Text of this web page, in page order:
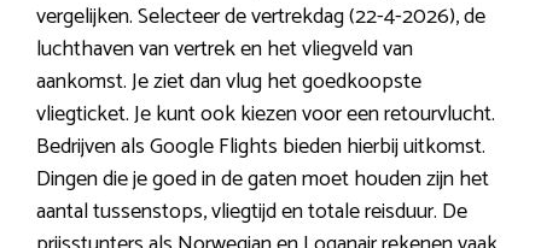
vergelijken. Selecteer de vertrekdag (22-4-2026), de
luchthaven van vertrek en het vliegveld van
aankomst. Je ziet dan vlug het goedkoopste
vliegticket. Je kunt ook kiezen voor een retourvlucht.
Bedrijven als Google Flights bieden hierbij uitkomst.
Dingen die je goed in de gaten moet houden zijn het
aantal tussenstops, vliegtijd en totale reisduur. De